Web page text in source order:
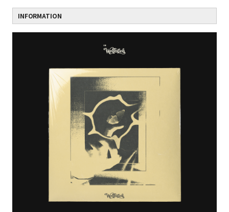
INFORMATION